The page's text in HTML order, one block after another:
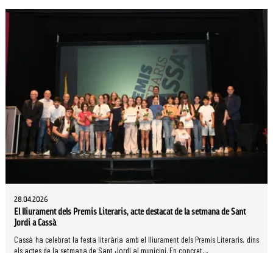
28.04.2026
El lliurament dels Premis Literaris, acte destacat de la setmana de Sant
Jordi a Cassà
Cassà ha celebrat la festa literària amb el lliurament dels Premis Literaris, dins
els actes de la setmana de Sant Jordi al municipi. En concret,...